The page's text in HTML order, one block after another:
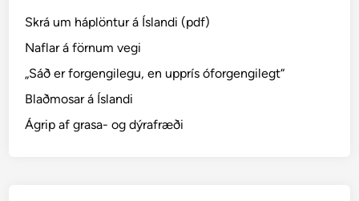
g
m
Skrá um háplöntur á Íslandi (pdf)
Naflar á förnum vegi
„Sáð er forgengilegu, en upprís óforgengilegt“
Blaðmosar á Íslandi
Ágrip af grasa- og dýrafræði